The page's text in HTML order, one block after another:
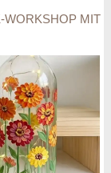
WORKSHOP MIT